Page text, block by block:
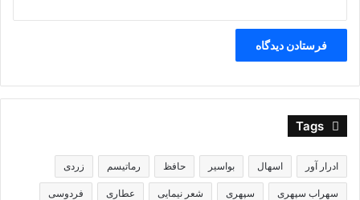
Tags
ادرار آور اسهال بواسیر حافظ رماتیسم زردی
سهراب سپهری سپهری شعر نیمایی عطاری فردوسی